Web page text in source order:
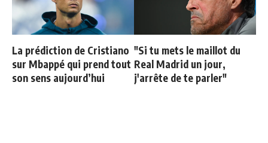
La prédiction de Cristiano
sur Mbappé qui prend tout
son sens aujourd’hui
"Si tu mets le maillot du
Real Madrid un jour,
j'arrête de te parler"